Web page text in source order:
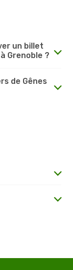
un billet
Grenoble ?
de Gênes